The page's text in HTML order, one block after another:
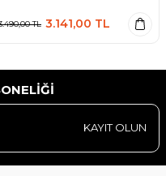
TL 3.141,00 TL
KAYIT OLUN